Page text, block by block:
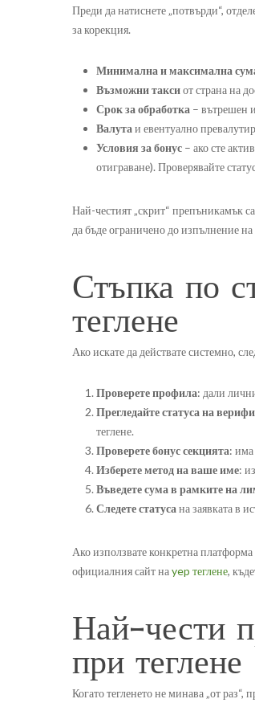
Преди да натиснете „потвърди“,
за корекция.
Минимална и максимална
Възможни таксиот страна на
Срок за обработка – вътрешен
Валута и евентуално
Условия за бонус – ако сте
отиграване). Проверявайте
Най-честият „скрит“ препъникамък
да бъде ограничено до изпълнение
Стъпка по
теглене
Ако искате да действате системно,
Проверете профила: дали
Прегледайте статуса на
теглене.
Проверете бонус секцията: има
Изберете метод на ваше име:
Въведете сума в рамките на
Следете статуса на заявката в
Ако използвате конкретна
официалния сайт наyep теглене,
Най-чести
при теглене
Когато тегленето не минава „от раз“,